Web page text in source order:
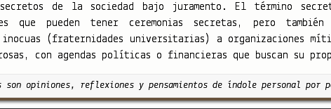
secretos de la sociedad bajo juramento. El término
que pueden tener ceremonias secretas, pero
inocuas (fraternidades universitarias) a organizaciones
con agendas políticas o financieras que buscan su
opiniones, reflexiones y pensamientos de índole personal por